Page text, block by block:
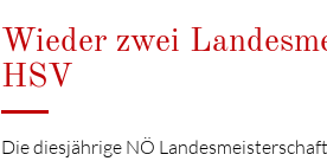
Wieder zwei
HSV
Die diesjährige NÖ